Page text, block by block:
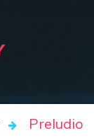
Preludio